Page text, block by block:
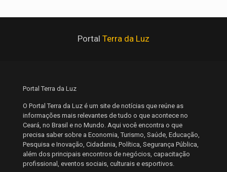
Portal Terra da Luz
Portal Terra da Luz
O Portal Terra da Luz é um site de notícias que reúne as
informações mais relevantes de tudo o que acontece no
Ceará, no Brasil e no Mundo. Aqui você encontra o que
precisa saber sobre a Economia, Turismo, Saúde, Educação,
Pesquisa e Inovação, Cidadania, Política, Segurança Pública,
além dos principais encontros de negócios, capacitação
profissional, eventos sociais, culturais e esportivos.